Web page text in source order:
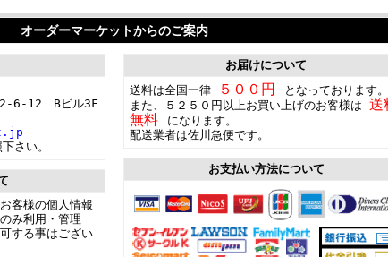
オーダーマーケットからのご案内
2-6-12 Bビル3F
さい。
様の個人情報
み利用・管理
する事はござい
お届けについて
送料は全国一律
５００円
となっております。
また、５２５０円以上お買い上げのお客様は 送
無料
になります。
配送業者は佐川急便です。
お支払い方法について